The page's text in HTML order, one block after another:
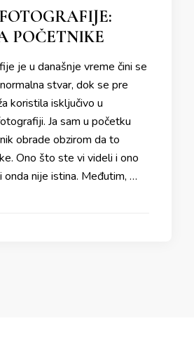
POČETNIKE
je u današnje vreme čini se
stvar, dok se pre
koristila isključivo u
Ja sam u početku
obrade obzirom da to
Ono što ste vi videli i ono
nije istina. Međutim, …